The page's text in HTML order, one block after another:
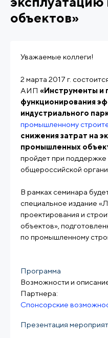
объектов»
Уважаемые коллеги!
2 марта 2017 г.
АИП «Инструменты и
функционирования
индустриального
промышленному
снижения затрат на
промышленных
пройдет при
общероссийской
В рамках семинара
специальное издание
проектирования и
объектов»,
по промышленному
Программа
Возможности и
Партнера:
Спонсорские
Презентация